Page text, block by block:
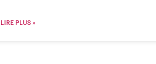
LIRE PLUS »